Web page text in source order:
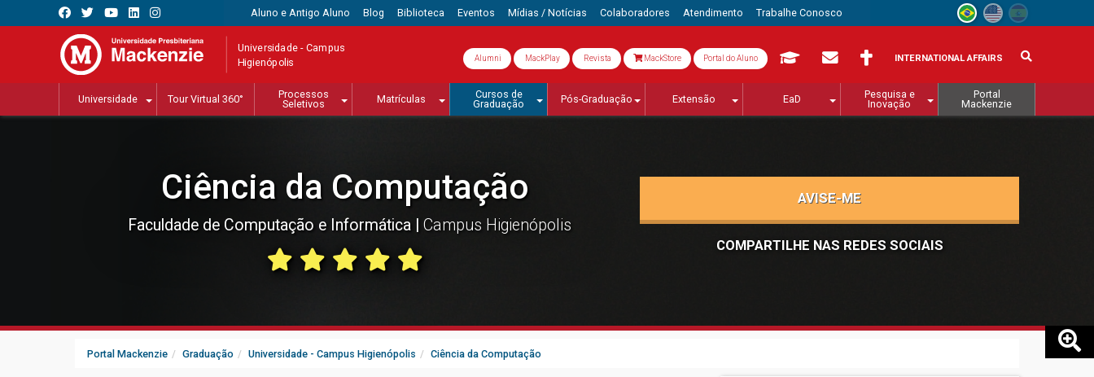
Aluno e Antigo Aluno Blog Biblioteca Eventos Mídias / Notícias Colaboradores Atendimento Trabalhe Conosco
Universidade - Campus
Higienópolis Alumni MackPlay Revista MackStore Portal do Aluno INTERNATIONAL AFFAIRS
Universidade Tour Virtual 360°
Processos
Seletivos
Matrículas
Cursos de
Graduação
Pós-Graduação Extensão EaD
Pesquisa e
Inovação
Portal
Mackenzie
Ciência da Computação
Faculdade de Computação e Informática Campus Higienópolis
AVISE-ME
COMPARTILHE NAS REDES SOCIAIS
Portal Mackenzie Graduação Universidade - Campus Higienópolis Ciência da Computação